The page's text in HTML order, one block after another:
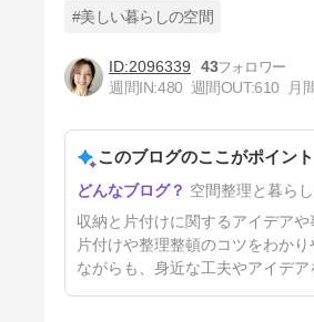
一緒に片付けたい！５歳のＢく
んの部屋
#美しい暮らしの空間
2096339
43
週間IN:480 週間OUT:610 月
このブログのここがポイント
空間整理と暮ら
収納と片付けに関するアイデア
片付けや整理整頓のコツをわか
ながらも、身近な工夫やアイデ